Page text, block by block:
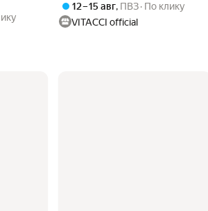
12 – 15 авг, ПВЗ По клику
VITACCI official